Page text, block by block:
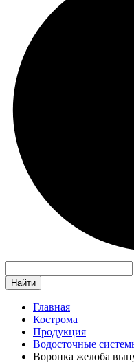
Найти
Главная
Кострома
Продукция
Водосточные
Воронка желоба